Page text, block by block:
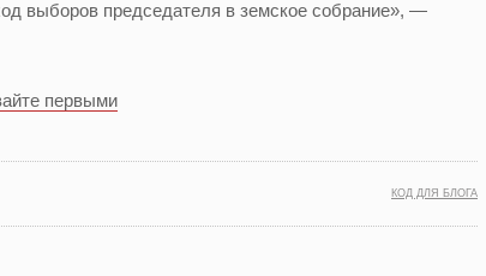
выборов председателя в земское собрание», —
первыми
КОД ДЛЯ БЛОГА